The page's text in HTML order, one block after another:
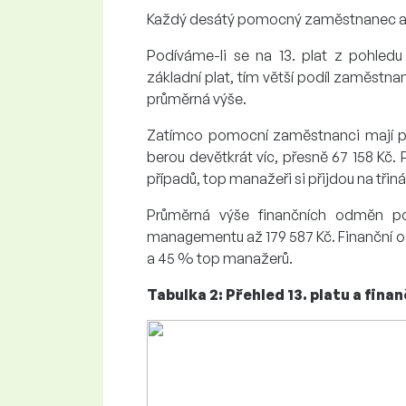
Každý desátý pomocný zaměstnanec
Podíváme-li se na 13. plat z
základní plat, tím větší podíl
průměrná výše.
Zatímco pomocní zaměstnanci mají
berou devětkrát víc, přesně 67 158
případů, top manažeři si přijdou na
Průměrná výše finančních odměn
managementu až 179 587 Kč.
a 45 % top manažerů.
Tabulka 2: Přehled 13. platu a